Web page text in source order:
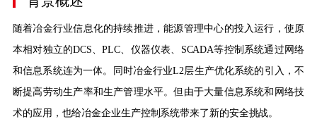
随着冶金行业信息化的持续推进，能源管理中心的投入运行，使原
本相对独立的DCS、PLC、仪器仪表、SCADA等控制系统通过网络
和信息系统连为一体。同时冶金行业L2层生产优化系统的引入，不
断提高劳动生产率和生产管理水平。但由于大量信息系统和网络技
术的应用，也给冶金企业生产控制系统带来了新的安全挑战。